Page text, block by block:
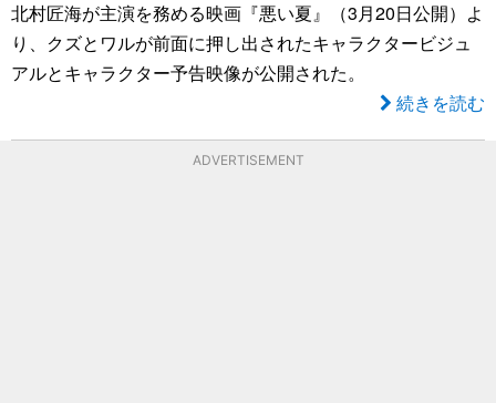
北村匠海が主演を務める映画『悪い夏』（3月20日公開）よ
り、クズとワルが前面に押し出されたキャラクタービジュ
アルとキャラクター予告映像が公開された。
続きを読む
ADVERTISEMENT